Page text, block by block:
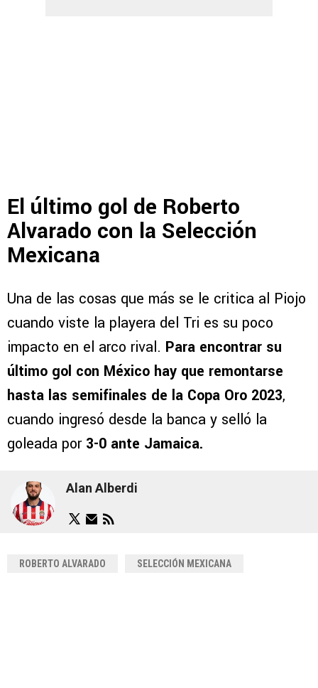
El último gol de Roberto
Alvarado con la Selección
Mexicana
Una de las cosas que más se le critica al Piojo
cuando viste la playera del Tri es su poco
impacto en el arco rival. Para encontrar su
último gol con México hay que remontarse
hasta las semifinales de la Copa Oro 2023,
cuando ingresó desde la banca y selló la
goleada por 3-0 ante Jamaica.
Alan Alberdi
ROBERTO ALVARADO SELECCIÓN MEXICANA